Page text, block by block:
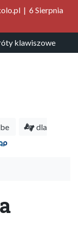
| 6 Sierpnia
klawiszowe
dla